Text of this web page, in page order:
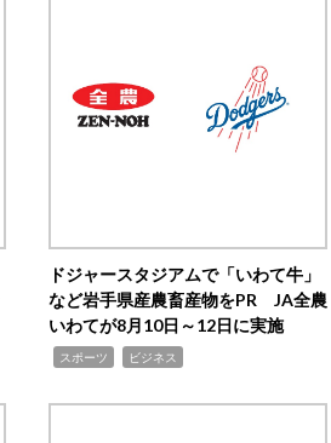
ドジャースタジアムで「いわて牛」
など岩手県産農畜産物をPR JA全農
いわてが8月10日～12日に実施
スポーツ ビジネス